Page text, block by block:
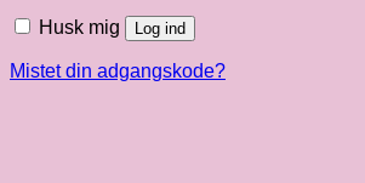
Husk mig Log ind
Mistet din adgangskode?